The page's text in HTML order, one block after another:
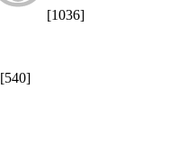
[1036]
[540]